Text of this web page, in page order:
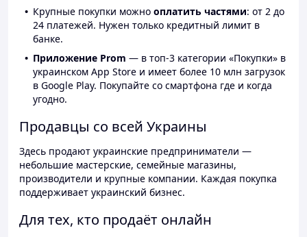
Крупные покупки можно оплатить частями: от 2 до
24 платежей. Нужен только кредитный лимит в
банке.
Приложение Prom — в топ-3 категории «Покупки» в
украинском App Store и имеет более 10 млн загрузок
в Google Play. Покупайте со смартфона где и когда
угодно.
Продавцы со всей Украины
Здесь продают украинские предприниматели —
небольшие мастерские, семейные магазины,
производители и крупные компании. Каждая покупка
поддерживает украинский бизнес.
Для тех, кто продаёт онлайн